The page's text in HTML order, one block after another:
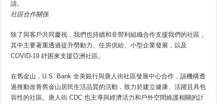
請。
社區合作關係
除了與客戶共同慶祝，我們也持續和非營利組織合作支援我們的社區，
其中主要著重透過提升勞動力、住房供給、小型企業發展，以及
COVID-19 紓困來支援亞洲社區。
在舊金山，U.S. Bank 全美銀行與唐人街社區發展中心合作，該機構透
過推動改善舊金山居民生活品質的活動，致力於建立健康、活躍且具包
容性的社區。唐人街 CDC 也主導與經濟活力和戶外空間維護相關的計